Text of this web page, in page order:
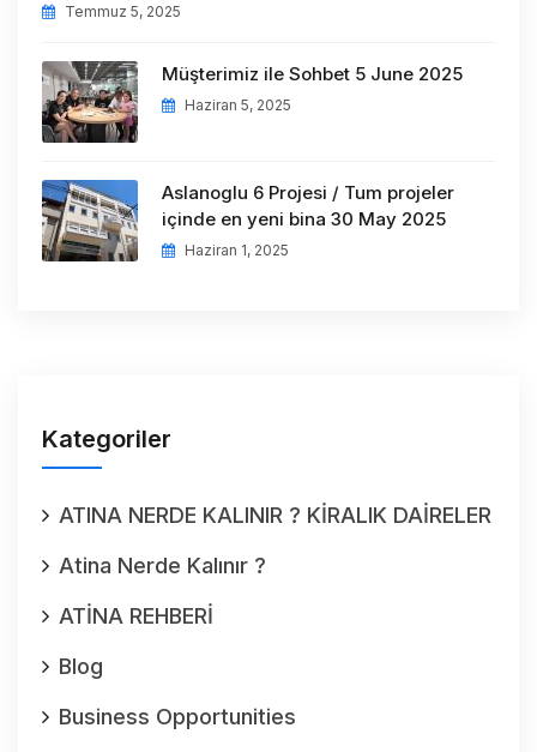
Temmuz 5, 2025
Müşterimiz ile Sohbet 5 June 2025
Haziran 5, 2025
Aslanoglu 6 Projesi / Tum projeler
içinde en yeni bina 30 May 2025
Haziran 1, 2025
Kategoriler
ATINA NERDE KALINIR ? KİRALIK DAİRELER
Atina Nerde Kalınır ?
ATİNA REHBERİ
Blog
Business Opportunities